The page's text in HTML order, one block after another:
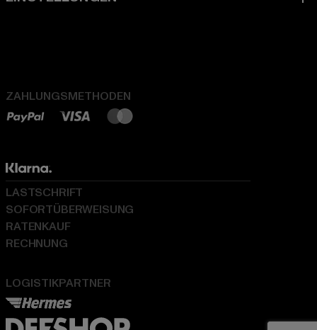
ZAHLUNGSMETHODEN
LOGISTIKPARTNER
LASTSCHRIFT
SOFORTÜBERWEISUNG
RATENKAUF
RECHNUNG